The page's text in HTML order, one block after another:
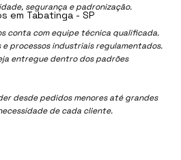
segurança e padronização.
conta com equipe técnica qualificada.
processos industriais regulamentados.
entregue dentro dos padrões
desde pedidos menores até grandes
de cada cliente.
em Tabatinga - SP